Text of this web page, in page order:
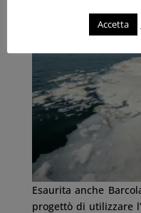
Esaurita anche
progettò di utilizzare
Accetta